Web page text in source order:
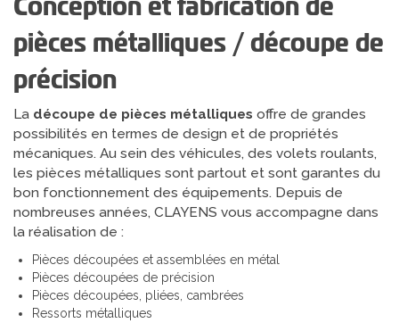
pièces métalliques / découpe de
précision
La découpe de pièces métalliques offre de grandes
possibilités en termes de design et de propriétés
mécaniques. Au sein des véhicules, des volets roulants,
les pièces métalliques sont partout et sont garantes du
bon fonctionnement des équipements. Depuis de
nombreuses années, CLAYENS vous accompagne dans
la réalisation de :
Pièces découpées et assemblées en métal
Pièces découpées de précision
Pièces découpées, pliées, cambrées
Ressorts métalliques